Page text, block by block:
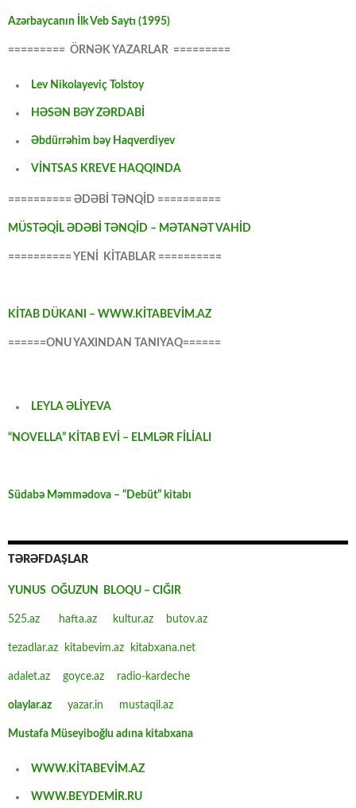
Azərbaycanın İlk Veb Saytı (1995)
========= ÖRNƏK YAZARLAR =========
Lev Nikolayeviç Tolstoy
HƏSƏN BƏY ZƏRDABİ
Əbdürrəhim bəy Haqverdiyev
VİNTSAS KREVE HAQQINDA
========== ƏDƏBİ TƏNQİD ==========
MÜSTƏQİL ƏDƏBİ TƏNQİD – MƏTANƏT VAHİD
========== YENİ KİTABLAR ==========
KİTAB DÜKANI – WWW.KİTABEVİM.AZ
======ONU YAXINDAN TANIYAQ======
LEYLA ƏLİYEVA
“NOVELLA” KİTAB EVİ – ELMLƏR FİLİALI
Südabə Məmmədova – “Debüt” kitabı
TƏRƏFDAŞLAR
YUNUS OĞUZUN BLOQU – CIĞIR
525.az hafta.az kultur.az butov.az
tezadlar.az kitabevim.az kitabxana.net
adalet.az goyce.az radio-kardeche
olaylar.az yazar.in mustaqil.az
Mustafa Müseyiboğlu adına kitabxana
WWW.KİTABEVİM.AZ
WWW.BEYDEMİR.RU